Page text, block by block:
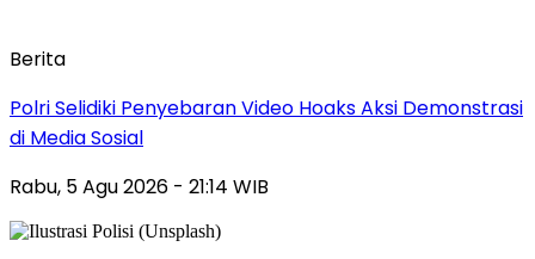
Berita
Polri Selidiki Penyebaran Video Hoaks Aksi Demonstrasi
di Media Sosial
Rabu, 5 Agu 2026 - 21:14 WIB